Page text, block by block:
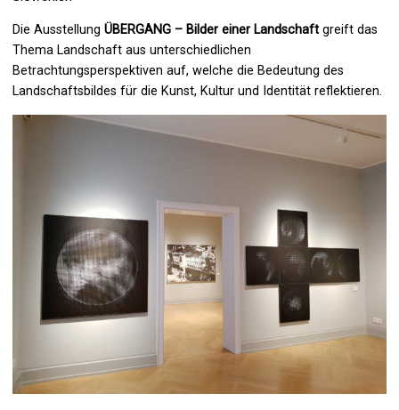
Die AusstellungÜBERGANG – Bilder einer Landschaft greift das
Thema Landschaft aus unterschiedlichen
Betrachtungsperspektiven auf, welche die Bedeutung des
Landschaftsbildes für die Kunst, Kultur und Identität reflektieren.